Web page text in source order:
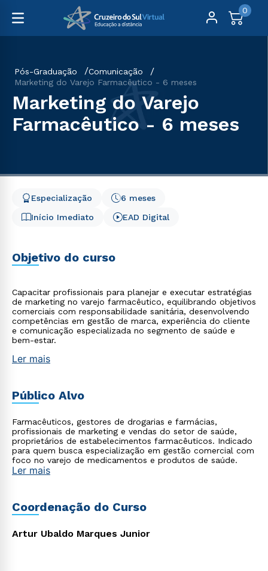
0
Pós-Graduação
Comunicação
Marketing do Varejo Farmacêutico - 6 meses
Marketing do Varejo
Farmacêutico - 6 meses
Início Imediato
6 meses
Especialização
EAD Digital
Objetivo do curso
Capacitar profissionais para planejar e executar estratégias
de marketing no varejo farmacêutico, equilibrando objetivos
comerciais com responsabilidade sanitária, desenvolvendo
competências em gestão de marca, experiência do cliente
e comunicação especializada no segmento de saúde e
bem-estar.
Ler mais
Público Alvo
Farmacêuticos, gestores de drogarias e farmácias,
profissionais de marketing e vendas do setor de saúde,
proprietários de estabelecimentos farmacêuticos. Indicado
para quem busca especialização em gestão comercial com
foco no varejo de medicamentos e produtos de saúde.
Ler mais
Coordenação do Curso
Artur Ubaldo Marques Junior